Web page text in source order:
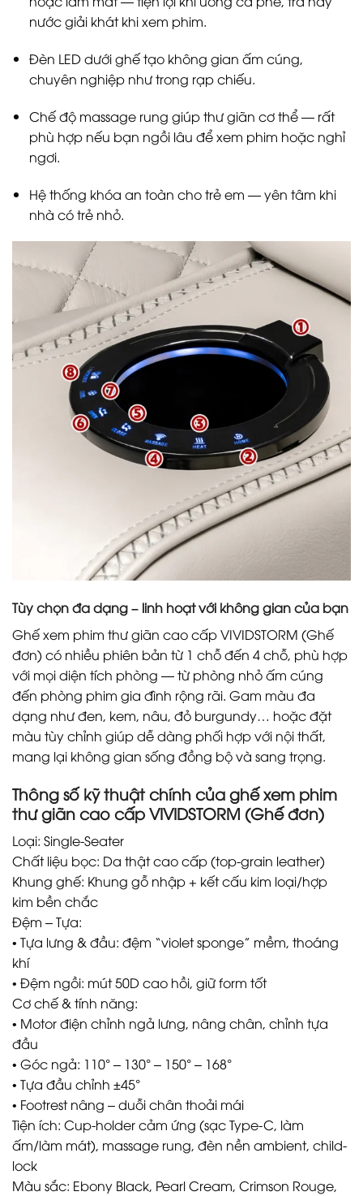
nước giải khát khi xem phim.
Đèn LED dưới ghế tạo không gian ấm cúng,
chuyên nghiệp như trong rạp chiếu.
Chế độ massage rung giúp thư giãn cơ thể — rất
phù hợp nếu bạn ngồi lâu để xem phim hoặc nghỉ
ngơi.
Hệ thống khóa an toàn cho trẻ em — yên tâm khi
nhà có trẻ nhỏ.
Tùy chọn đa dạng – linh hoạt với không gian của bạn
Ghế xem phim thư giãn cao cấp VIVIDSTORM (Ghế
đơn) có nhiều phiên bản từ 1 chỗ đến 4 chỗ, phù hợp
với mọi diện tích phòng — từ phòng nhỏ ấm cúng
đến phòng phim gia đình rộng rãi. Gam màu đa
dạng như đen, kem, nâu, đỏ burgundy… hoặc đặt
màu tùy chỉnh giúp dễ dàng phối hợp với nội thất,
mang lại không gian sống đồng bộ và sang trọng.
Thông số kỹ thuật chính của ghế xem phim
thư giãn cao cấp VIVIDSTORM (Ghế đơn)
Loại: Single-Seater
Chất liệu bọc: Da thật cao cấp (top-grain leather)
Khung ghế: Khung gỗ nhập + kết cấu kim loại/hợp
kim bền chắc
Đệm – Tựa:
• Tựa lưng & đầu: đệm “violet sponge” mềm, thoáng
khí
• Đệm ngồi: mút 50D cao hồi, giữ form tốt
Cơ chế & tính năng:
• Motor điện chỉnh ngả lưng, nâng chân, chỉnh tựa
đầu
• Góc ngả: 110° – 130° – 150° – 168°
• Tựa đầu chỉnh ±45°
• Footrest nâng – duỗi chân thoải mái
Tiện ích: Cup-holder cảm ứng (sạc Type-C, làm
ấm/làm mát), massage rung, đèn nền ambient, child-
lock
Màu sắc: Ebony Black, Pearl Cream, Crimson Rouge,